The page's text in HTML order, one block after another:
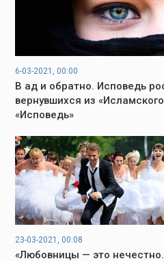
6-03-2021, 00:00
В ад и обратно. Исповедь
вернувшихся из
«Исповедь»
23-03-2021, 00:08
«Любовницы — это